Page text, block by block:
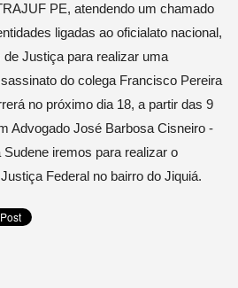
PE, atendendo um chamado
ligadas ao oficialato nacional,
Justiça para realizar uma
do colega Francisco Pereira
no próximo dia 18, a partir das 9
Advogado José Barbosa Cisneiro -
iremos para realizar o
Federal no bairro do Jiquiá.